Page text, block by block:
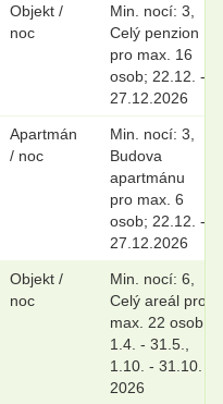
Objekt /
noc
Min. nocí: 3,
Celý penzion
pro max. 16
osob; 22.12. -
27.12.2026
Apartmán
/ noc
Min. nocí: 3,
Budova
apartmánu
pro max. 6
osob; 22.12. -
27.12.2026
Objekt /
noc
Min. nocí: 6,
Celý areál pro
max. 22 osob;
1.4. - 31.5.,
1.10. - 31.10.
2026